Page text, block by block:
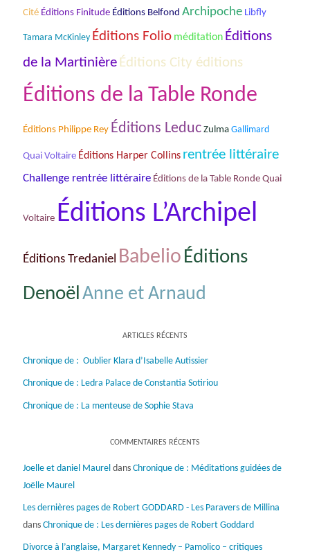
Cité Éditions Finitude Éditions Belfond Archipoche Libfly
Tamara McKinley Éditions Folio méditation Éditions
de la Martinière Éditions City éditions
Éditions de la Table Ronde
Éditions Philippe Rey Éditions Leduc Zulma Gallimard
Quai Voltaire Éditions Harper Collins rentrée littéraire
Challenge rentrée littéraire Éditions de la Table Ronde Quai
Voltaire Éditions L’Archipel
Éditions Tredaniel Babelio Éditions
DenoëlAnne et Arnaud
ARTICLES RÉCENTS
Chronique de : Oublier Klara d’Isabelle Autissier
Chronique de : Ledra Palace de Constantia Sotiriou
Chronique de : La menteuse de Sophie Stava
COMMENTAIRES RÉCENTS
Joelle et daniel Maurel dans Chronique de : Méditations guidées de
Joëlle Maurel
Les dernières pages de Robert GODDARD - Les Paravers de Millina
dans Chronique de : Les dernières pages de Robert Goddard
Divorce à l’anglaise, Margaret Kennedy – Pamolico – critiques